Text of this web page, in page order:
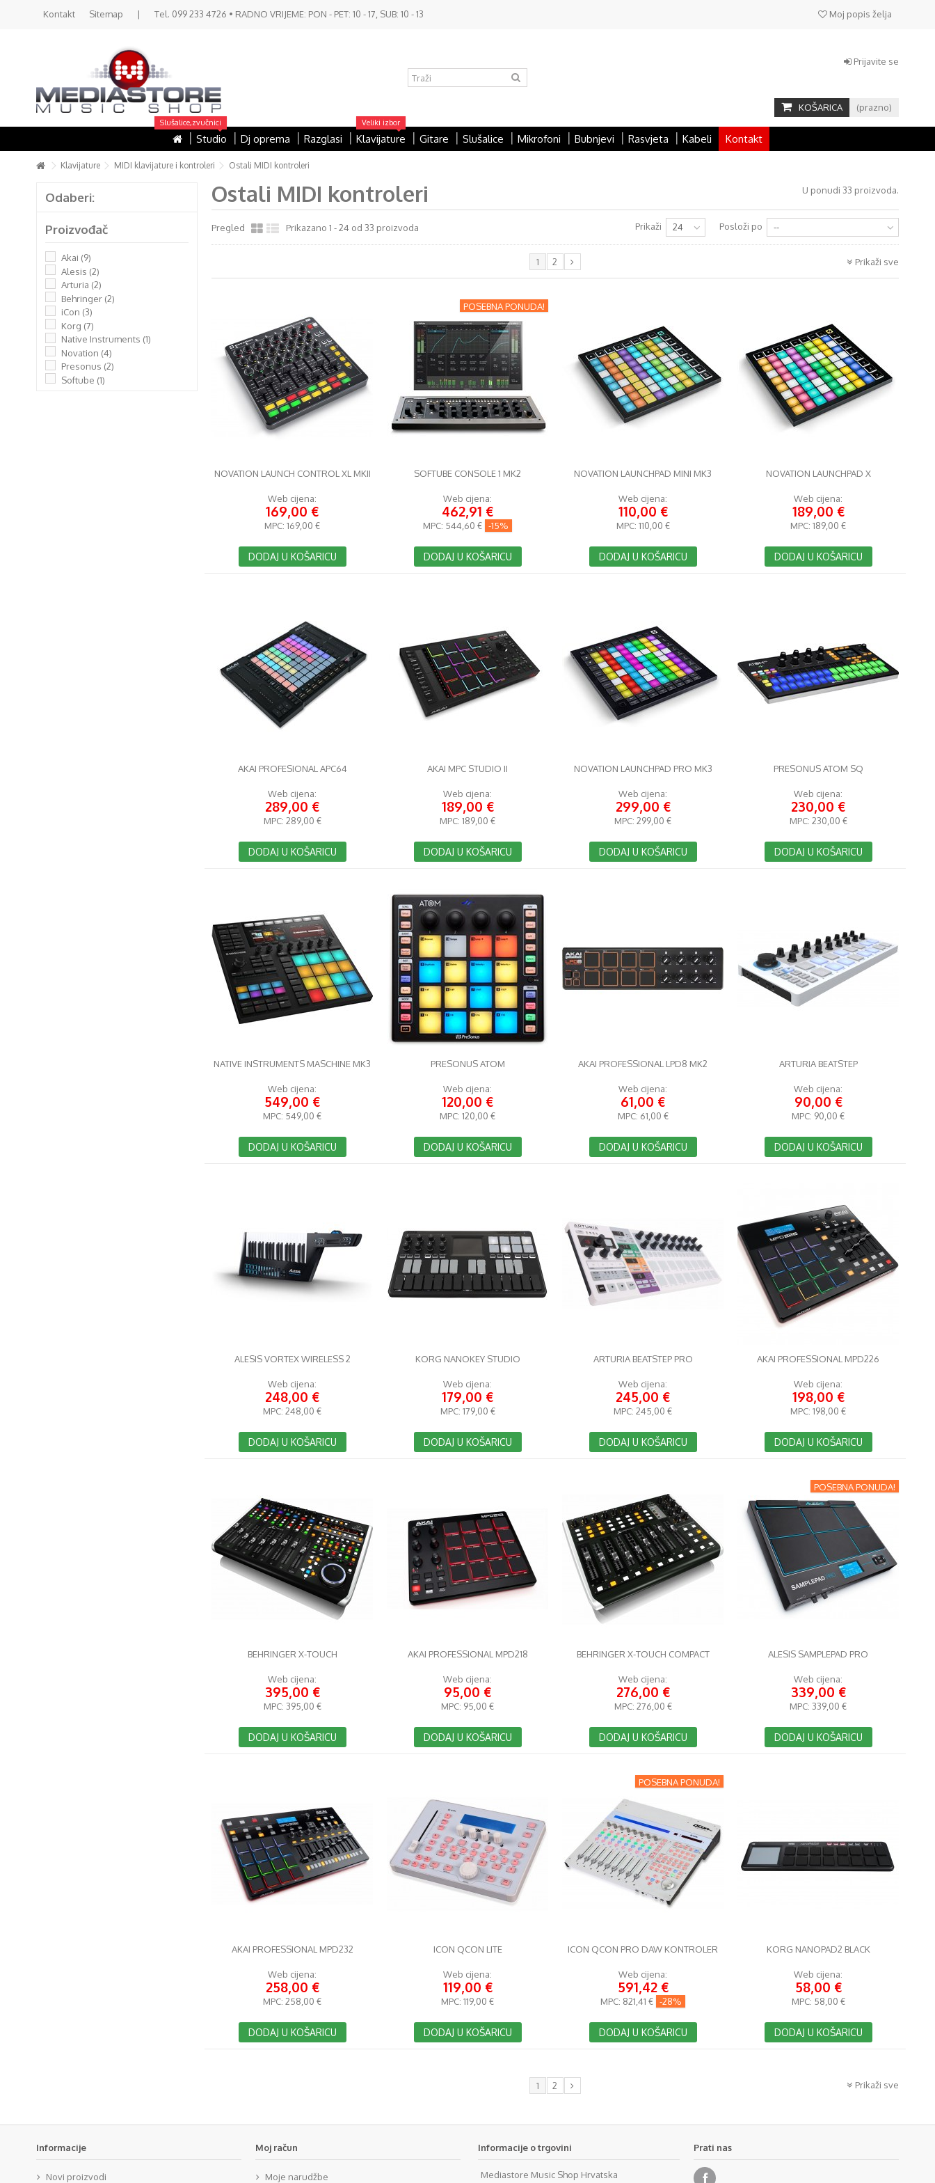
Kontakt Sitemap | Tel. 099 233 4726 • RADNO VRIJEME: PON - PET: 10 - 17, SUB: 10 - 13 Moj popis želja
Prijavite se
KOŠARICA (prazno)
Slušalice,zvučnici
Studio Dj oprema Razglasi
Veliki izbor
Klavijature Gitare Slušalice Mikrofoni Bubnjevi Rasvjeta Kabeli Kontakt
Klavijature MIDI klavijature i kontroleri Ostali MIDI kontroleri
Ostali MIDI kontroleri U ponudi 33 proizvoda.
Pregled Prikazano 1 - 24 od 33 proizvoda Posloži po --
Prikaži 24
Prikaži sve
1 2
NOVATION LAUNCH CONTROL XL MKII
Web cijena:
169,00 €
MPC: 169,00 €
DODAJ U KOŠARICU
POSEBNA PONUDA!
SOFTUBE CONSOLE 1 MK2
Web cijena:
462,91 €
MPC: 544,60 € -15%
DODAJ U KOŠARICU
NOVATION LAUNCHPAD MINI MK3
Web cijena:
110,00 €
MPC: 110,00 €
DODAJ U KOŠARICU
NOVATION LAUNCHPAD X
Web cijena:
189,00 €
MPC: 189,00 €
DODAJ U KOŠARICU
AKAI PROFESIONAL APC64
Web cijena:
289,00 €
MPC: 289,00 €
DODAJ U KOŠARICU
AKAI MPC STUDIO II
Web cijena:
189,00 €
MPC: 189,00 €
DODAJ U KOŠARICU
NOVATION LAUNCHPAD PRO MK3
Web cijena:
299,00 €
MPC: 299,00 €
DODAJ U KOŠARICU
PRESONUS ATOM SQ
Web cijena:
230,00 €
MPC: 230,00 €
DODAJ U KOŠARICU
NATIVE INSTRUMENTS MASCHINE MK3
Web cijena:
549,00 €
MPC: 549,00 €
DODAJ U KOŠARICU
PRESONUS ATOM
Web cijena:
120,00 €
MPC: 120,00 €
DODAJ U KOŠARICU
AKAI PROFESSIONAL LPD8 MK2
Web cijena:
61,00 €
MPC: 61,00 €
DODAJ U KOŠARICU
ARTURIA BEATSTEP
Web cijena:
90,00 €
MPC: 90,00 €
DODAJ U KOŠARICU
ALESIS VORTEX WIRELESS 2
Web cijena:
248,00 €
MPC: 248,00 €
DODAJ U KOŠARICU
KORG NANOKEY STUDIO
Web cijena:
179,00 €
MPC: 179,00 €
DODAJ U KOŠARICU
ARTURIA BEATSTEP PRO
Web cijena:
245,00 €
MPC: 245,00 €
DODAJ U KOŠARICU
AKAI PROFESSIONAL MPD226
Web cijena:
198,00 €
MPC: 198,00 €
DODAJ U KOŠARICU
BEHRINGER X-TOUCH
Web cijena:
395,00 €
MPC: 395,00 €
DODAJ U KOŠARICU
AKAI PROFESSIONAL MPD218
Web cijena:
95,00 €
MPC: 95,00 €
DODAJ U KOŠARICU
BEHRINGER X-TOUCH COMPACT
Web cijena:
276,00 €
MPC: 276,00 €
DODAJ U KOŠARICU
POSEBNA PONUDA!
ALESIS SAMPLEPAD PRO
Web cijena:
339,00 €
MPC: 339,00 €
DODAJ U KOŠARICU
AKAI PROFESSIONAL MPD232
Web cijena:
258,00 €
MPC: 258,00 €
DODAJ U KOŠARICU
ICON QCON LITE
Web cijena:
119,00 €
MPC: 119,00 €
DODAJ U KOŠARICU
POSEBNA PONUDA!
ICON QCON PRO DAW KONTROLER
Web cijena:
591,42 €
MPC: 821,41 € -28%
DODAJ U KOŠARICU
KORG NANOPAD2 BLACK
Web cijena:
58,00 €
MPC: 58,00 €
DODAJ U KOŠARICU
Prikaži sve
1 2
Odaberi:
Proizvođač
Akai (9)
Alesis (2)
Arturia (2)
Behringer (2)
iCon (3)
Korg (7)
Native Instruments (1)
Novation (4)
Presonus (2)
Softube (1)
Informacije
Novi proizvodi
Moj račun
Moje narudžbe
Informacije o trgovini
Mediastore Music Shop Hrvatska
Prati nas